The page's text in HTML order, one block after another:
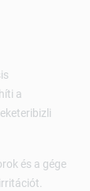
a
és a gége